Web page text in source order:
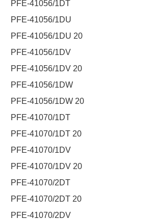
PFE-41056/1DT
PFE-41056/1DU
PFE-41056/1DU 20
PFE-41056/1DV
PFE-41056/1DV 20
PFE-41056/1DW
PFE-41056/1DW 20
PFE-41070/1DT
PFE-41070/1DT 20
PFE-41070/1DV
PFE-41070/1DV 20
PFE-41070/2DT
PFE-41070/2DT 20
PFE-41070/2DV